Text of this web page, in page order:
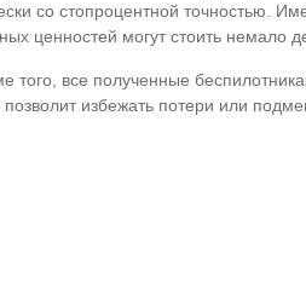
со стопроцентной точностью.
ценностей могут стоить немало
того, все полученные
избежать потери или